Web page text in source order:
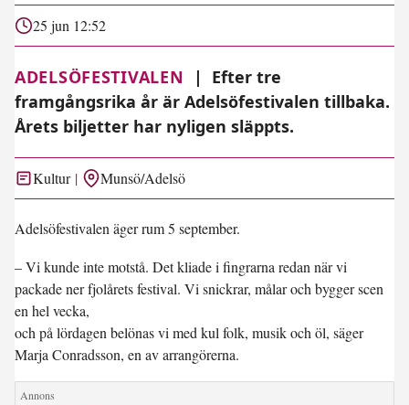
25 jun 12:52
ADELSÖFESTIVALEN |
Efter tre
framgångsrika år är Adelsöfestivalen tillbaka.
Årets biljetter har nyligen släppts.
Kultur Munsö/Adelsö
Adelsöfestivalen äger rum 5 september.
– Vi kunde inte motstå. Det kliade i fingrarna redan när vi
packade ner fjolårets festival. Vi snickrar, målar och bygger scen
en hel vecka,
och på lördagen belönas vi med kul folk, musik och öl, säger
Marja Conradsson, en av arrangörerna.